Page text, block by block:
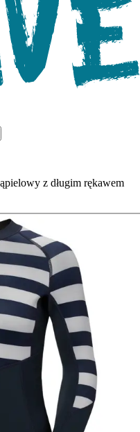
z długim rękawem